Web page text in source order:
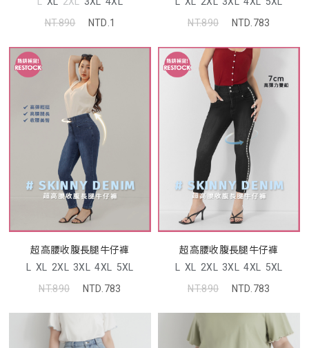
NT.890
NTD.1
NT.890
NTD.783
超高腰收腹長腿牛仔褲
L XL 2XL 3XL 4XL 5XL
NT.890
NTD.783
超高腰收腹長腿牛仔褲
L XL 2XL 3XL 4XL 5XL
NT.890
NTD.783